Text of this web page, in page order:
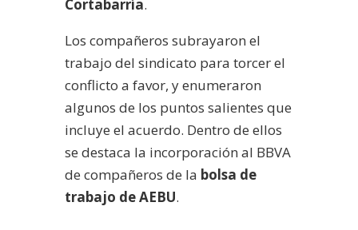
Cortabarría.
Los compañeros subrayaron el
trabajo del sindicato para torcer el
conflicto a favor, y enumeraron
algunos de los puntos salientes que
incluye el acuerdo. Dentro de ellos
se destaca la incorporación al BBVA
de compañeros de la bolsa de
trabajo de AEBU.